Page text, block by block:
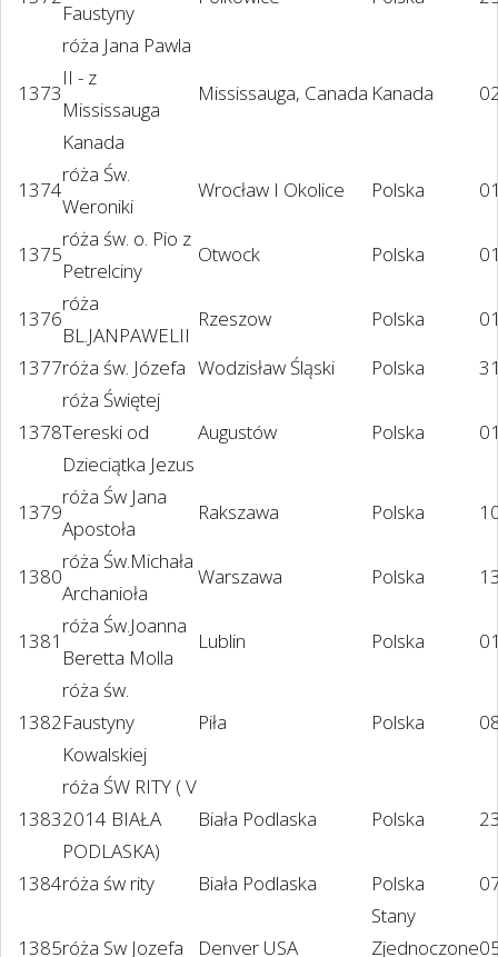
Faustyny
1373
róża Jana Pawla
II - z
Mississauga
Kanada
Mississauga, Canada Kanada
1374
róża Św.
Weroniki
Wrocław I Okolice Polska
1375
róża św. o. Pio z
Petrelciny
Otwock Polska
1376
róża
BL.JANPAWELII
Rzeszow Polska
1377róża św. Józefa Wodzisław Śląski Polska
1378
róża Świętej
Tereski od
Dzieciątka Jezus
Augustów Polska
1379
róża Św Jana
Apostoła
Rakszawa Polska
1380
róża Św.Michała
Archanioła
Warszawa Polska
1381
róża Św.Joanna
Beretta Molla
Lublin Polska
1382
róża św.
Faustyny
Kowalskiej
Piła Polska
1383
róża ŚW RITY ( V
2014 BIAŁA
PODLASKA)
Biała Podlaska Polska
1384róża św rity Biała Podlaska Polska
1385róża Sw Jozefa Denver USA
Stany
Zjednoczone